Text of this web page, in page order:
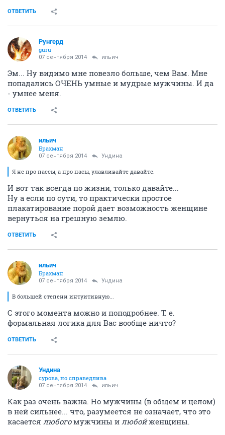
ОТВЕТИТЬ
Рунгерд
guru
07 сентября 2014 ильич
Эм... Ну видимо мне повезло больше, чем Вам. Мне
попадались ОЧЕНЬ умные и мудрые мужчины. И да
- умнее меня.
ОТВЕТИТЬ
ильич
Брахман
07 сентября 2014 Ундинa
Я не про пассы, а про пасы, улавливайте давайте.
И вот так всегда по жизни, только давайте...
Ну а если по сути, то практически простое
плакатирование порой дает возможность женщине
вернуться на грешную землю.
ОТВЕТИТЬ
ильич
Брахман
07 сентября 2014 Ундинa
В большей степени интуитивную...
С этого момента можно и поподробнее. Т. е.
формальная логика для Вас вообще ничто?
ОТВЕТИТЬ
Ундинa
сурова, но справедлива
07 сентября 2014 ильич
Как раз очень важна. Но мужчины (в общем и целом)
в ней сильнее... что, разумеется не означает, что это
касается любогомужчины и любойженщины.